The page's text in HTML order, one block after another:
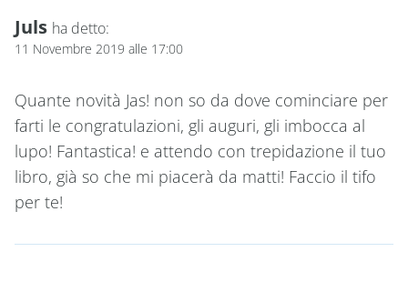
Juls ha detto:
11 Novembre 2019 alle 17:00
Quante novità Jas! non so da dove cominciare per
farti le congratulazioni, gli auguri, gli imbocca al
lupo! Fantastica! e attendo con trepidazione il tuo
libro, già so che mi piacerà da matti! Faccio il tifo
per te!